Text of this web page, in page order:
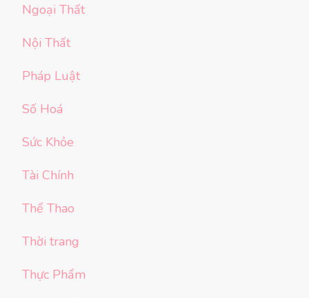
Ngoại Thất
Nội Thất
Pháp Luật
Số Hoá
Sức Khỏe
Tài Chính
Thể Thao
Thời trang
Thực Phẩm